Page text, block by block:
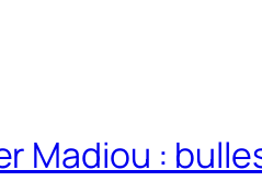
Madiou :